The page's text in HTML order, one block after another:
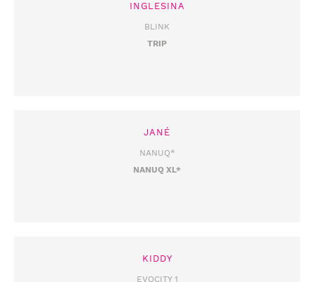
INGLESINA
BLINK
TRIP
JANÉ
NANUQ*
NANUQ XL*
KIDDY
EVOCITY 1